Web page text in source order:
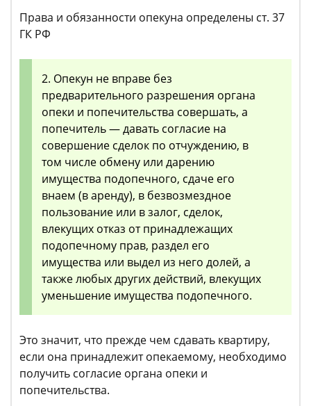
Права и обязанности опекуна определены ст. 37
ГК РФ
2. Опекун не вправе без
предварительного разрешения органа
опеки и попечительства совершать, а
попечитель — давать согласие на
совершение сделок по отчуждению, в
том числе обмену или дарению
имущества подопечного, сдаче его
внаем (в аренду), в безвозмездное
пользование или в залог, сделок,
влекущих отказ от принадлежащих
подопечному прав, раздел его
имущества или выдел из него долей, а
также любых других действий, влекущих
уменьшение имущества подопечного.
Это значит, что прежде чем сдавать квартиру,
если она принадлежит опекаемому, необходимо
получить согласие органа опеки и
попечительства.